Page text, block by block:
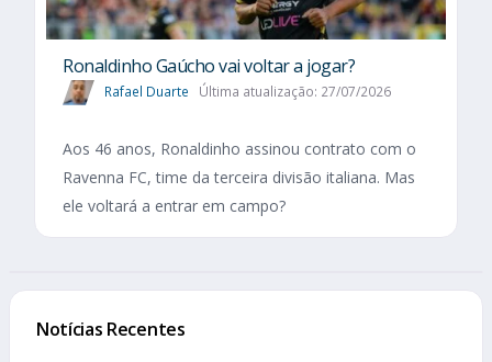
Ronaldinho Gaúcho vai voltar a jogar?
Rafael Duarte Última atualização: 27/07/2026
Aos 46 anos, Ronaldinho assinou contrato com o
Ravenna FC, time da terceira divisão italiana. Mas
ele voltará a entrar em campo?
Notícias Recentes